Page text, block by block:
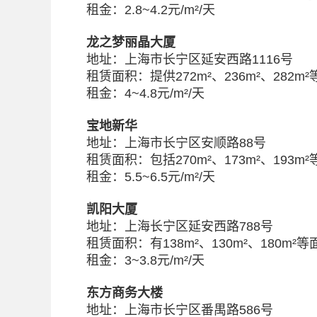
租金：2.8~4.2元/m²/天
龙之梦丽晶大厦
地址：上海市长宁区延安西路1116号
租赁面积：提供272m²、236m²、282m²
租金：4~4.8元/m²/天
宝地新华
地址：上海市长宁区安顺路88号
租赁面积：包括270m²、173m²、193m²
租金：5.5~6.5元/m²/天
凯阳大厦
地址：上海长宁区延安西路788号
租赁面积：有138m²、130m²、180m²等
租金：3~3.8元/m²/天
东方商务大楼
地址：上海市长宁区番禺路586号